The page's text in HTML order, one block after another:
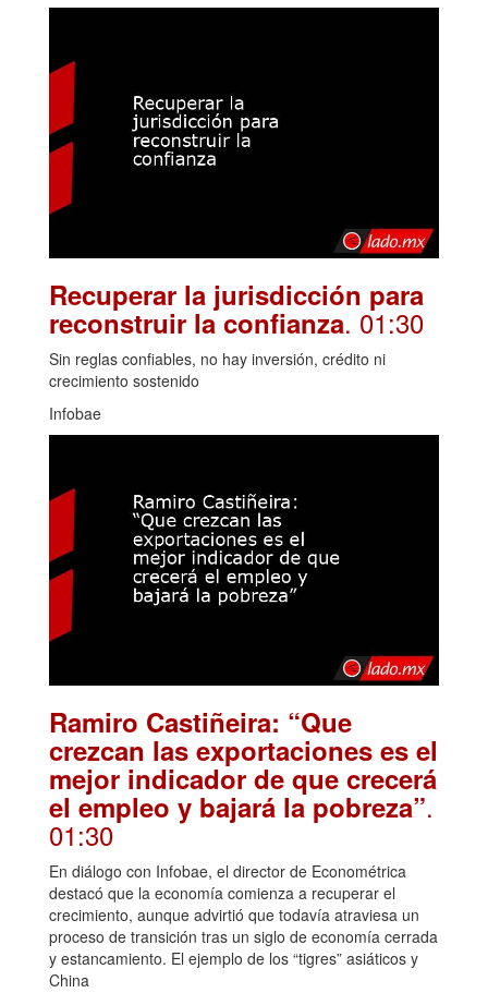
Recuperar la jurisdicción para
reconstruir la confianza. 01:30
Sin reglas confiables, no hay inversión, crédito ni
crecimiento sostenido
Infobae
Ramiro Castiñeira: “Que
crezcan las exportaciones es el
mejor indicador de que crecerá
el empleo y bajará la pobreza”.
01:30
En diálogo con Infobae, el director de Econométrica
destacó que la economía comienza a recuperar el
crecimiento, aunque advirtió que todavía atraviesa un
proceso de transición tras un siglo de economía cerrada
y estancamiento. El ejemplo de los “tigres” asiáticos y
China